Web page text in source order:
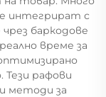
интегрират с
баркодове
време за
рафови
методи за